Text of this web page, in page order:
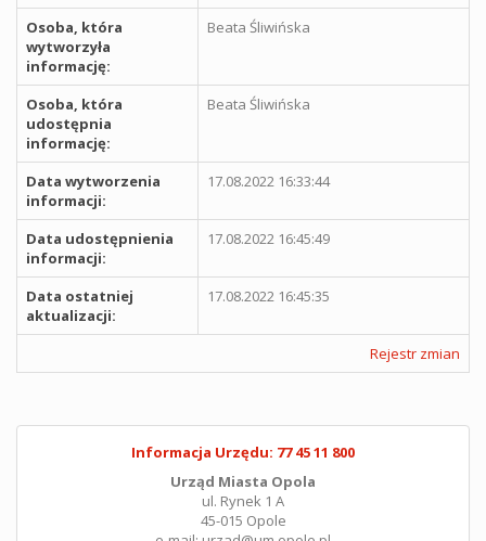
Osoba, która
wytworzyła
informację:
Beata Śliwińska
Osoba, która
udostępnia
informację:
Beata Śliwińska
Data wytworzenia
informacji:
17.08.2022 16:33:44
Data udostępnienia
informacji:
17.08.2022 16:45:49
Data ostatniej
aktualizacji:
17.08.2022 16:45:35
Rejestr zmian
Informacja Urzędu: 77 45 11 800
Urząd Miasta Opola
ul. Rynek 1 A
45-015 Opole